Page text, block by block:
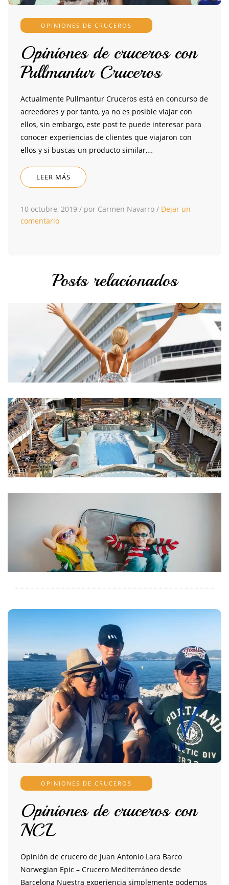
OPINIONES DE CRUCEROS
Opiniones de cruceros con
Pullmantur Cruceros
Actualmente Pullmantur Cruceros está en concurso de
acreedores y por tanto, ya no es posible viajar con
ellos, sin embargo, este post te puede interesar para
conocer experiencias de clientes que viajaron con
ellos y si buscas un producto similar,…
LEER MÁS
10 octubre, 2019 / por Carmen Navarro / Dejar un
comentario
Posts relacionados
OPINIONES DE CRUCEROS
Opiniones de cruceros con
NCL
Opinión de crucero de Juan Antonio Lara Barco
Norwegian Epic – Crucero Mediterráneo desde
Barcelona Nuestra experiencia simplemente podemos